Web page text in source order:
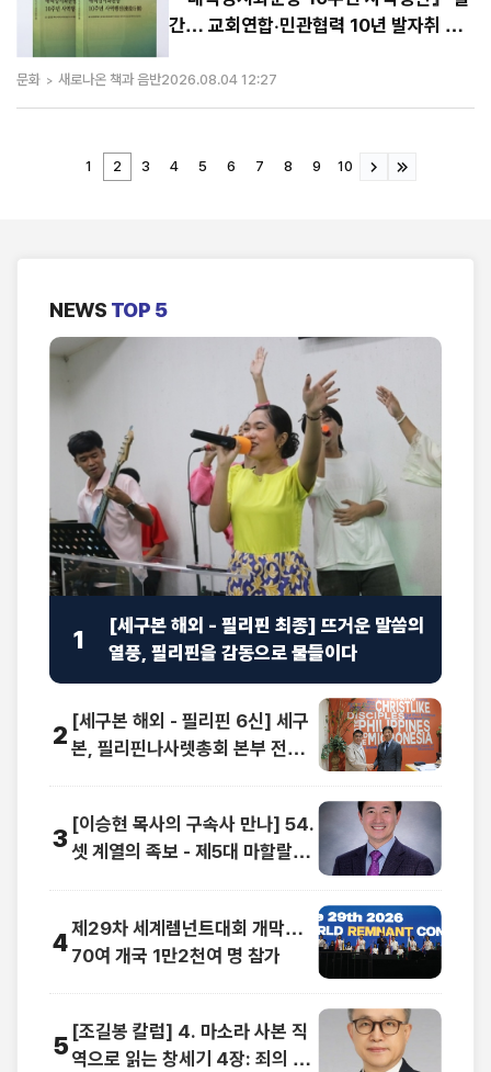
간… 교회연합·민관협력 10년 발자취 담
문화 새로나온 책과 음반2026.08.04 12:27
1 2 3 4 5 6 7 8 9 10
NEWS TOP 5
1
[세구본 해외 - 필리핀 최종] 뜨거운 말씀의
열풍, 필리핀을 감동으로 물들이다
2 [세구본 해외 - 필리핀 6신] 세구
본, 필리핀나사렛총회 본부 전격
3 [이승현 목사의 구속사 만나] 54.
셋 계열의 족보 - 제5대 마할랄렐
4제29차 세계렘넌트대회 개막…
70여 개국 1만2천여 명 참가
5 [조길봉 칼럼] 4. 마소라 사본 직
역으로 읽는 창세기 4장: 죄의 웅